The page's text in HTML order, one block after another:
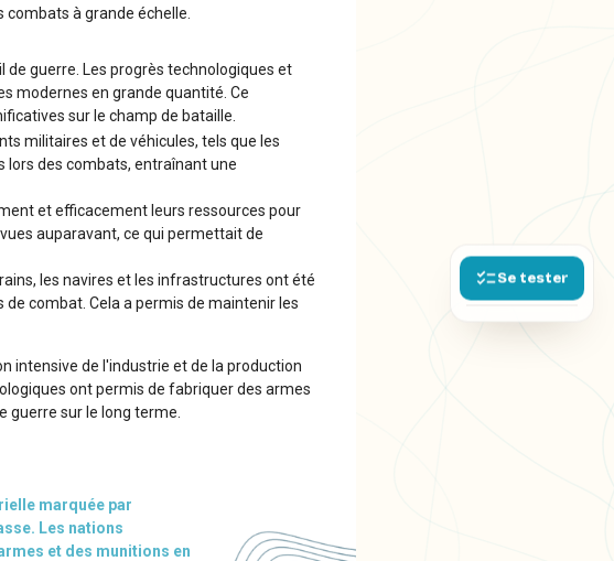
Se tester
à grande échelle.
guerre. Les progrès technologiques et
modernes en grande quantité. Ce
sur le champ de bataille.
militaires et de véhicules, tels que les
lors des combats, entraînant une
et efficacement leurs ressources pour
auparavant, ce qui permettait de
les navires et les infrastructures ont été
combat. Cela a permis de maintenir les
intensive de l'industrie et de la production
ont permis de fabriquer des armes
sur le long terme.
marquée par
Les nations
et des munitions en